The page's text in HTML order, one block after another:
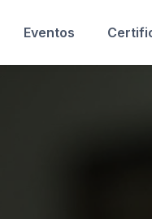
Eventos